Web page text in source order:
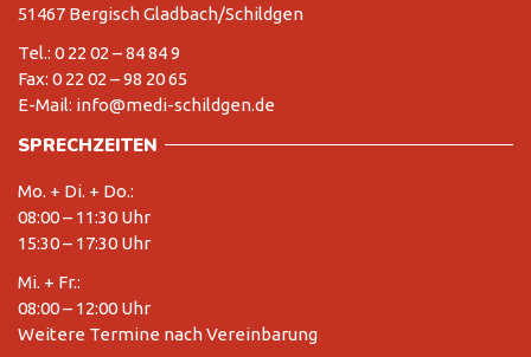
51467 Bergisch Gladbach/Schildgen
Tel.: 0 22 02 – 84 84 9
Fax: 0 22 02 – 98 20 65
E-Mail: info@medi-schildgen.de
SPRECHZEITEN
Mo. + Di. + Do.:
08:00 – 11:30 Uhr
15:30 – 17:30 Uhr
Mi. + Fr.:
08:00 – 12:00 Uhr
Weitere Termine nach Vereinbarung